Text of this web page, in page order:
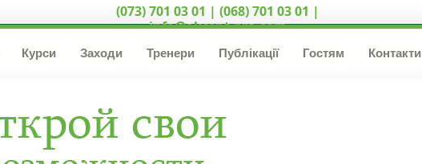
(073) 701 03 01 | (068) 701 03 01 |
info@akcent-pro.com
Курси Заходи Тренери Публікації Гостям Контакти